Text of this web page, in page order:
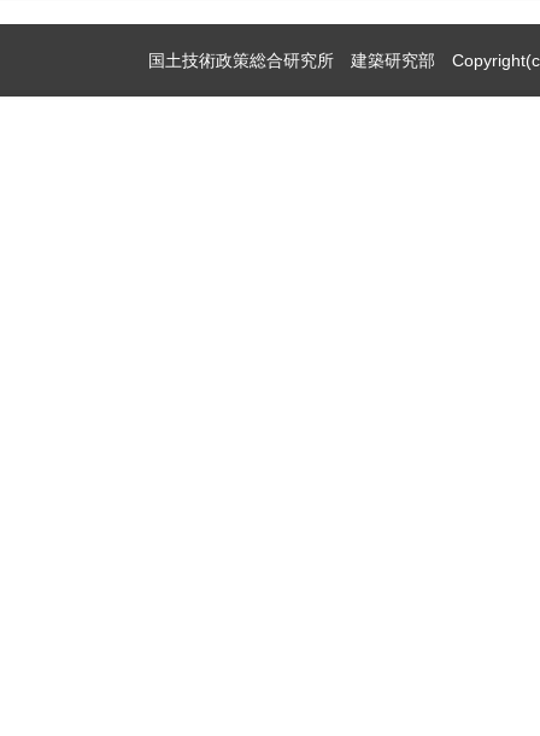
国土技術政策総合研究所 建築研究部